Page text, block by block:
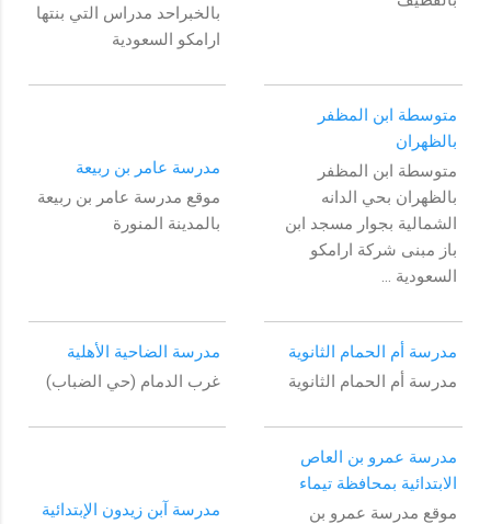
بالخبراحد مدراس التي بنتها
ارامكو السعودية
متوسطة ابن المظفر
بالظهران
متوسطة ابن المظفر
بالظهران بحي الدانه
الشمالية بجوار مسجد ابن
باز مبنى شركة ارامكو
السعودية ...
مدرسة عامر بن ربيعة
موقع مدرسة عامر بن ربيعة
بالمدينة المنورة
مدرسة أم الحمام الثانوية
مدرسة أم الحمام الثانوية
مدرسة الضاحية الأهلية
غرب الدمام (حي الضباب)
مدرسة عمرو بن العاص
الابتدائية بمحافظة تيماء
موقع مدرسة عمرو بن
مدرسة آبن زيدون الإبتدائية